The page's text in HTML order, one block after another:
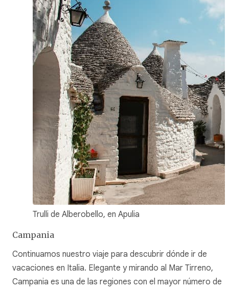
Trulli de Alberobello, en Apulia
Campania
Continuamos nuestro viaje para descubrir dónde ir de
vacaciones en Italia. Elegante y mirando al Mar Tirreno,
Campania es una de las regiones con el mayor número de